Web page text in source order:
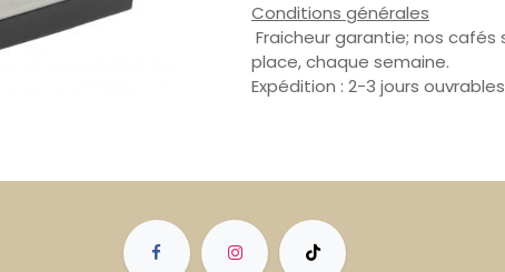
Conditions générales
Fraicheur garantie; nos
place, chaque semaine.
Expédition : 2-3 jours ouvrables